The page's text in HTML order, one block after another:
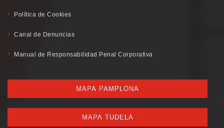
Política de Cookies
Canal de Denuncias
Manual de Responsabilidad Penal Corporativa
MAPA PAMPLONA
MAPA TUDELA